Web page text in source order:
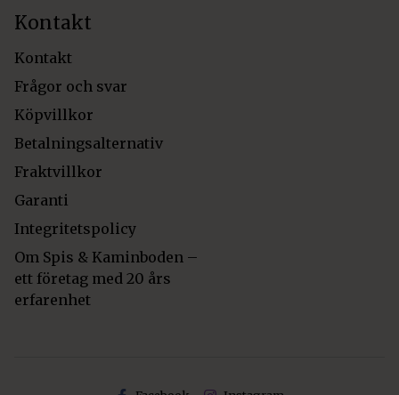
Kontakt
Kontakt
Frågor och svar
Köpvillkor
Betalningsalternativ
Fraktvillkor
Garanti
Integritetspolicy
Om Spis & Kaminboden –
ett företag med 20 års
erfarenhet